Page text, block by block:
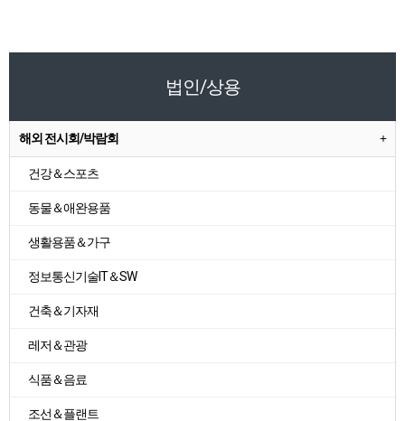
법인/상용
해외 전시회/박람회
건강＆스포츠
동물＆애완용품
생활용품＆가구
정보통신기술IT＆SW
건축＆기자재
레저＆관광
식품＆음료
조선＆플랜트